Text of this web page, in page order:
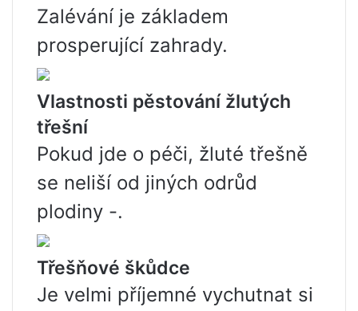
Zalévání je základem
prosperující zahrady.
Vlastnosti pěstování žlutých
třešní
Pokud jde o péči, žluté třešně
se neliší od jiných odrůd
plodiny -.
Třešňové škůdce
Je velmi příjemné vychutnat si